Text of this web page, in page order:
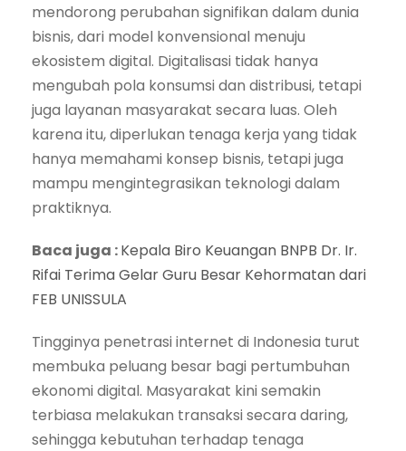
mendorong perubahan signifikan dalam dunia
bisnis, dari model konvensional menuju
ekosistem digital. Digitalisasi tidak hanya
mengubah pola konsumsi dan distribusi, tetapi
juga layanan masyarakat secara luas. Oleh
karena itu, diperlukan tenaga kerja yang tidak
hanya memahami konsep bisnis, tetapi juga
mampu mengintegrasikan teknologi dalam
praktiknya.
Baca juga :Kepala Biro Keuangan BNPB Dr. Ir.
Rifai Terima Gelar Guru Besar Kehormatan dari
FEB UNISSULA
Tingginya penetrasi internet di Indonesia turut
membuka peluang besar bagi pertumbuhan
ekonomi digital. Masyarakat kini semakin
terbiasa melakukan transaksi secara daring,
sehingga kebutuhan terhadap tenaga